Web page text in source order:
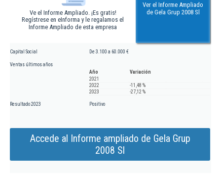
Ve el Informe Ampliado. ¡Es gratis!
Regístrese en eInforma y le regalamos el
Informe Ampliado de esta empresa
Ver el Informe Ampliado
de Gela Grup 2008 Sl
Capital Social De 3.100 a 60.000 €
Ventas últimos años
Año
Variación
2021
2022
-11,48 %
2023
-27,12 %
Resultado 2023 Positivo
Accede al Informe ampliado de Gela Grup
2008 Sl